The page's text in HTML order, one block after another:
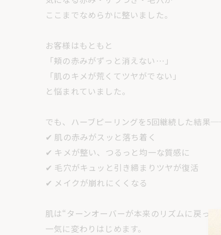
ここまでなめらかに整いました。
お客様はもともと
「頬の赤みがずっと消えない…」
「肌のキメが荒くてツヤがでない」
と悩まれていました。
でも、ハーブピーリングを5回継続した結果
✔ 肌の赤みがスッと落ち着く
✔ キメが整い、つるっと均一な質感に
✔ 毛穴がキュッと引き締まりツヤが復活
✔ メイクが崩れにくくなる
肌は“ターンオーバーが本来のリズムに戻った
一気に変わりはじめます。